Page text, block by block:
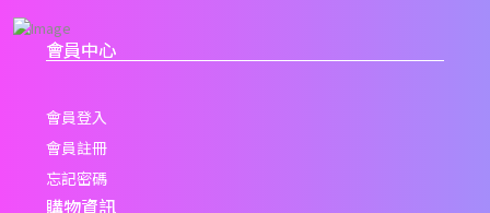
會員中心
會員登入
會員註冊
忘記密碼
購物資訊